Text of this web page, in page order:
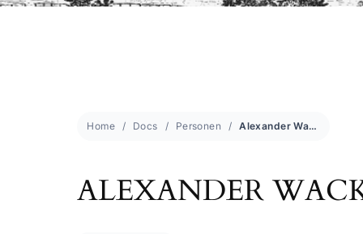
Home Docs Personen Alexander Wacker
ALEXANDER